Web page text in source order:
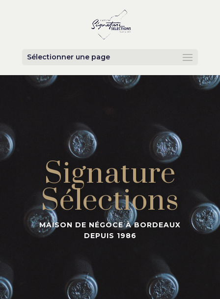
Sélectionner une page
Passion &
expérience